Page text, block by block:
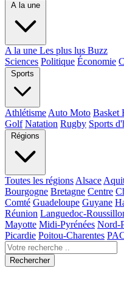
A la une
A la une Les plus lus Buzz
Sciences Politique Économie
Sports
Athlétisme Auto Moto Basket
Golf Natation Rugby Sports
Régions
Toutes les régions Alsace
Bourgogne Bretagne Centre
Comté Guadeloupe Guyane
Réunion Languedoc-
Mayotte Midi-Pyrénées Nord-
Picardie Poitou-Charentes
Rechercher